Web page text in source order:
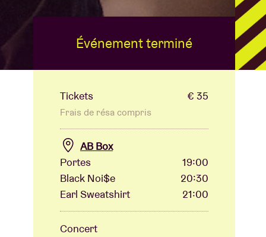
Événement terminé
Tickets € 35
Frais de résa compris
AB Box
Portes
19:00
Black Noi$e
20:30
Earl Sweatshirt
21:00
Concert